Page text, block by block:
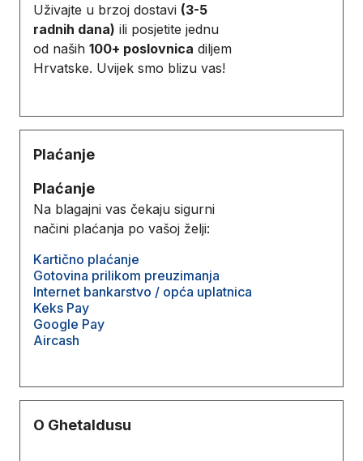
Uživajte u brzoj dostavi (3-5
radnih dana) ili posjetite jednu
od naših 100+ poslovnica diljem
Hrvatske. Uvijek smo blizu vas!
Plaćanje
Plaćanje
Na blagajni vas čekaju sigurni
načini plaćanja po vašoj želji:
Kartično plaćanje
Gotovina prilikom preuzimanja
Internet bankarstvo / opća uplatnica
Keks Pay
Google Pay
Aircash
O Ghetaldusu